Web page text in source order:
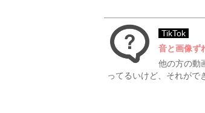
TikTok
音と画像ず
他の方の動
ってるいけど、それがで